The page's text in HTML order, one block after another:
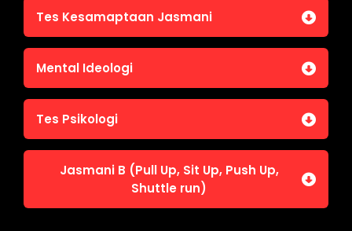
Bahasa Indonesia
Penalaran Numerik
Pengetahuan Umum (termasuk UU Kepolisian)
Tes Wawasan Kebangsaan
Tes Kesamaptaan Jasmani
Jasmani A (Lari 12 menit)
Mental Ideologi
Mental Ideologi
Tes Psikologi
Tes Kecerdasan
Tes Kecermatan
Tes Kepribadian
Jasmani B (Pull Up, Sit Up, Push Up,
Shuttle run)